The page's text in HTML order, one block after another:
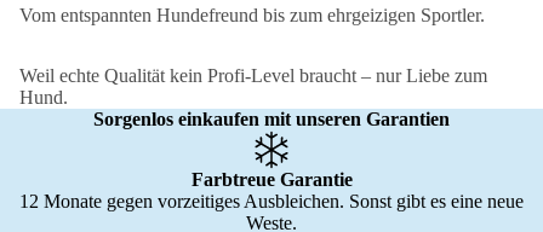
Vom entspannten Hundefreund bis zum ehrgeizigen Sportler.
Weil echte Qualität kein Profi-Level braucht – nur Liebe zum
Hund.
Sorgenlos einkaufen mit unseren Garantien
Farbtreue Garantie
12 Monate gegen vorzeitiges Ausbleichen. Sonst gibt es eine neue
Weste.